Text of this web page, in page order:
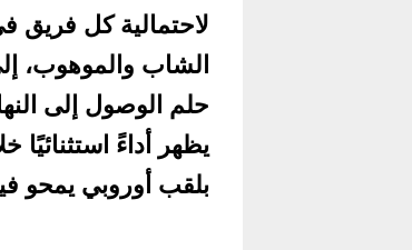
لاحتمالية كل فريق
الشاب والموهوب،
حلم الوصول إلى
يظهر أداءً
بلقب أوروبي يمحو